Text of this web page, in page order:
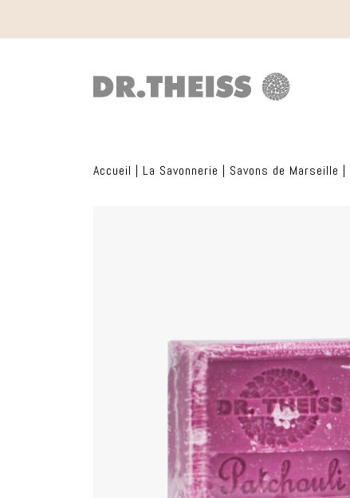
Accueil | La Savonnerie | Savons de Marseille |